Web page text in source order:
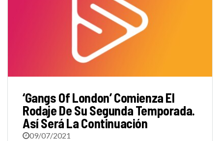
‘Gangs Of London’ Comienza El
Rodaje De Su Segunda Temporada.
Así Será La Continuación
09/07/2021